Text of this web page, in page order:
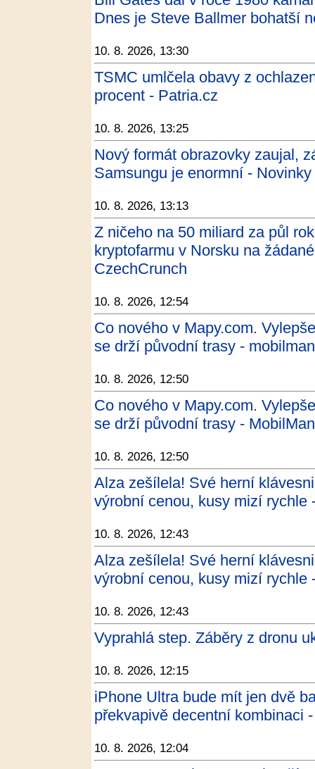
Dnes je Steve Ballmer bohatší
10. 8. 2026, 13:30
TSMC umlčela obavy z
procent - Patria.cz
10. 8. 2026, 13:25
Nový formát obrazovky zaujal,
Samsungu je enormní - Novinky
10. 8. 2026, 13:13
Z ničeho na 50 miliard za půl
kryptofarmu v Norsku na
CzechCrunch
10. 8. 2026, 12:54
Co nového v Mapy.com.
se drží původní trasy -
10. 8. 2026, 12:50
Co nového v Mapy.com.
se drží původní trasy -
10. 8. 2026, 12:50
Alza zešílela! Své herní
výrobní cenou, kusy mizí rychle
10. 8. 2026, 12:43
Alza zešílela! Své herní
výrobní cenou, kusy mizí rychle
10. 8. 2026, 12:43
Vyprahlá step. Záběry z dronu
10. 8. 2026, 12:15
iPhone Ultra bude mít jen dvě
překvapivě decentní kombinaci
10. 8. 2026, 12:04